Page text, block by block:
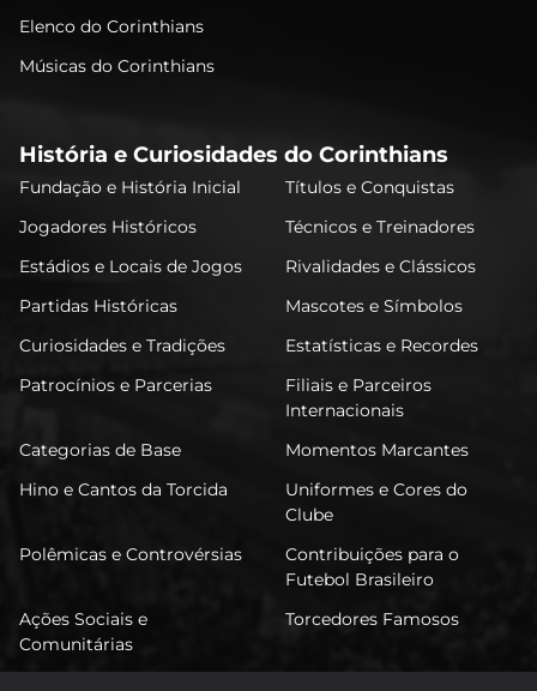
Elenco do Corinthians
Músicas do Corinthians
História e Curiosidades do Corinthians
Fundação e História Inicial
Títulos e Conquistas
Jogadores Históricos
Técnicos e Treinadores
Estádios e Locais de Jogos
Rivalidades e Clássicos
Partidas Históricas
Mascotes e Símbolos
Curiosidades e Tradições
Estatísticas e Recordes
Patrocínios e Parcerias
Filiais e Parceiros
Internacionais
Categorias de Base
Momentos Marcantes
Hino e Cantos da Torcida
Uniformes e Cores do
Clube
Polêmicas e Controvérsias
Contribuições para o
Futebol Brasileiro
Ações Sociais e
Comunitárias
Torcedores Famosos